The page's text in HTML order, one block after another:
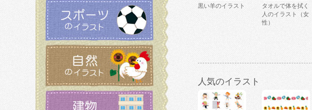
黒い羊のイラスト
タオルで体を拭く
人のイラスト（女
性）
人気のイラスト